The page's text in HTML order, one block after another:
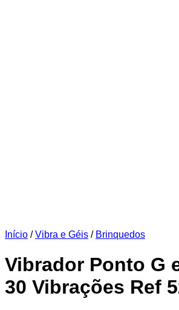
Início / Vibra e Géis / Brinquedos
Vibrador Ponto G
30 Vibrações Ref